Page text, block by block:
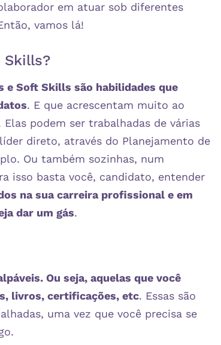
em atuar sob diferentes
vamos lá!
Skills?
e Soft Skills são habilidades que
. E que acrescentam muito ao
podem ser trabalhadas de várias
direto, através do Planejamento de
Ou também sozinhas, num
isso basta você, candidato, entender
na sua carreira profissional e em
dar um gás.
Ou seja, aquelas que você
livros, certificações, etc. Essas são
uma vez que você precisa se